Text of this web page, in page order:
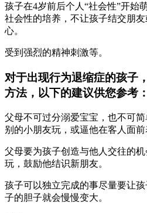
孩子在4岁前后个人“社会性”开始
社会性的培养，不让孩子结交朋
心。
受到强烈的精神刺激等。
对于出现行为退缩症的孩子
方法，以下的建议供您参考：
父母不可过分溺爱宝宝，也不可
别的小朋友玩，或逼他在客人面前
父母要为孩子创造与他人交往的
玩，鼓励他结识新朋友。
孩子可以独立完成的事尽量要让
子的胆子就会慢慢变大。